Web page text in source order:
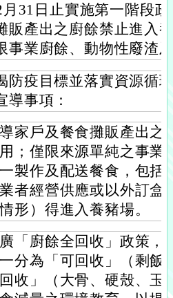
月31日止實施第一階段
販產出之廚餘禁止進入
事業廚餘、動物性廢渣
防疫目標並落實資源循
導事項：
家戶及餐食攤販產出之
；僅限來源單純之事業
一製作及配送餐食，包
者經營供應或以外訂盒
形）得進入養豬場。
「廚餘全回收」政策，
分為「可回收」（剩飯
回收」（大骨、硬殼、